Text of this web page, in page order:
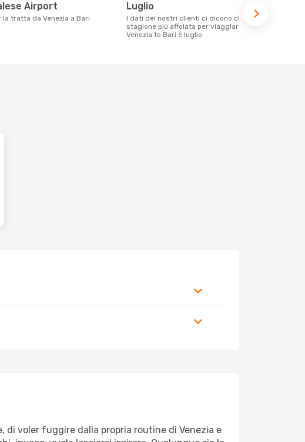
Airport
la tratta da Venezia a Bari
luglio
I dati dei nostri clienti ci dicono che la
stagione più affolata per viaggiare da
Venezia to Bari è luglio
di voler fuggire dalla propria routine di Venezia e